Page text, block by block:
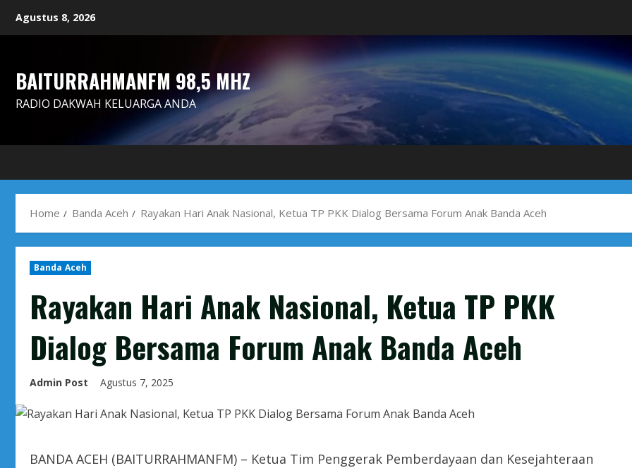
Agustus 8, 2026
BAITURRAHMANFM 98,5 MHZ
RADIO DAKWAH KELUARGA ANDA
Home Banda Aceh Rayakan Hari Anak Nasional, Ketua TP PKK Dialog Bersama Forum Anak Banda Aceh
Banda Aceh
Rayakan Hari Anak Nasional, Ketua TP PKK
Dialog Bersama Forum Anak Banda Aceh
Admin Post Agustus 7, 2025
BANDA ACEH (BAITURRAHMANFM) – Ketua Tim Penggerak Pemberdayaan dan Kesejahteraan